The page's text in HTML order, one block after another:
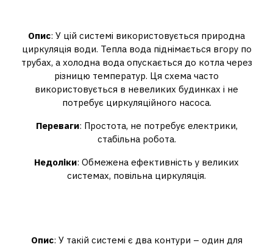
Опис: У цій системі використовується природна
циркуляція води. Тепла вода піднімається вгору по
трубах, а холодна вода опускається до котла через
різницю температур. Ця схема часто
використовується в невеликих будинках і не
потребує циркуляційного насоса.
Переваги: Простота, не потребує електрики,
стабільна робота.
Недоліки: Обмежена ефективність у великих
системах, повільна циркуляція.
Опис: У такій системі є два контури – один для